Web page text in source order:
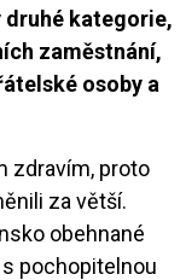
druhé kategorie,
zaměstnání,
osoby a
zdravím, proto
za větší.
obehnané
pochopitelnou